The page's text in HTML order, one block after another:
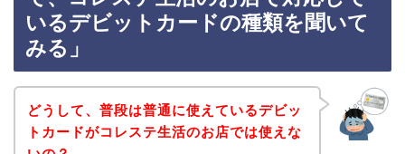
いるデビットカードの種類を聞いて
みる」
どうして、普段は普通に使えているデビッ
トカードがコレステ生活のお店では使えな